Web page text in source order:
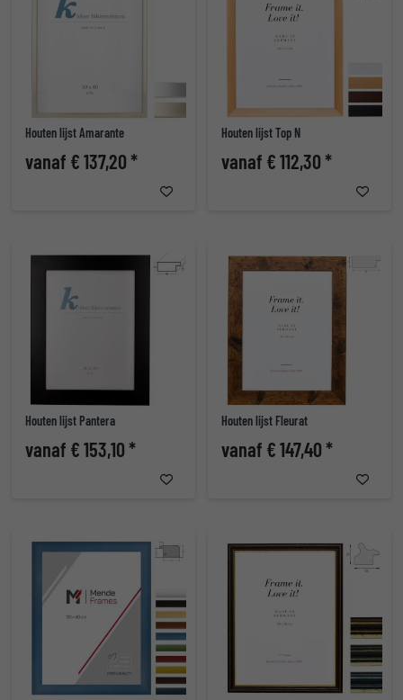
Houten lijst Amarante
vanaf € 137,20 *
Houten lijst Top N
vanaf € 112,30 *
Houten lijst Pantera
vanaf € 153,10 *
Houten lijst Fleurat
vanaf € 147,40 *